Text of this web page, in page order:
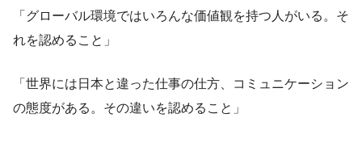
「グローバル環境ではいろんな価値観を持つ人がいる。そ
れを認めること」
「世界には日本と違った仕事の仕方、コミュニケーション
の態度がある。その違いを認めること」